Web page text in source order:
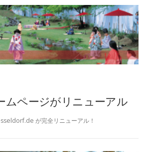
ムページがリニューアル
が完全リニューアル！